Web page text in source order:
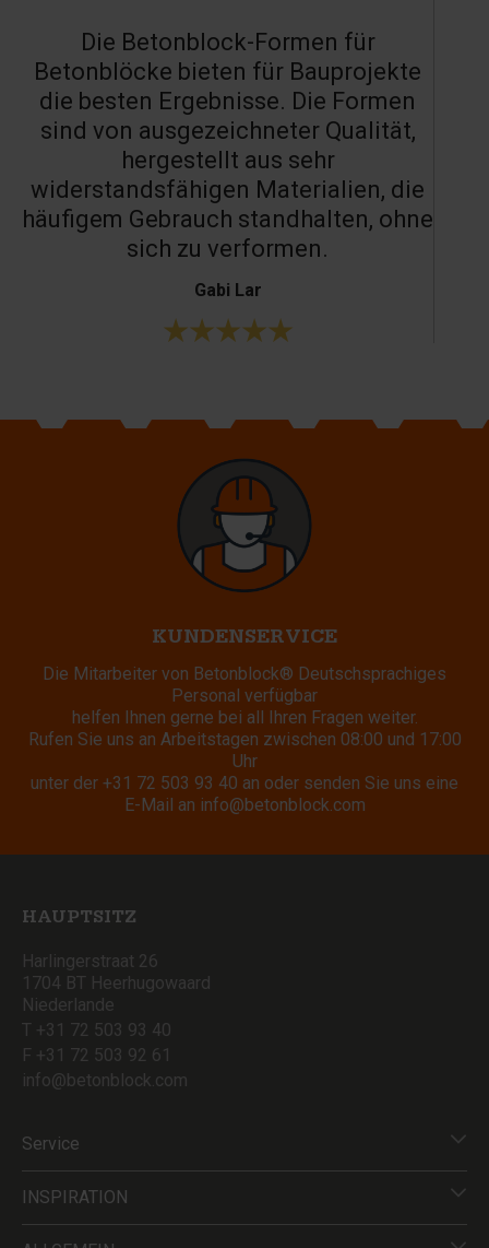
Die Betonblock-Formen für
Betonblöcke bieten für Bauprojekte
die besten Ergebnisse. Die Formen
sind von ausgezeichneter Qualität,
hergestellt aus sehr
widerstandsfähigen Materialien, die
häufigem Gebrauch standhalten, ohne
sich zu verformen.
Gabi Lar
KUNDENSERVICE
Die Mitarbeiter von Betonblock® Deutschsprachiges
Personal verfügbar
helfen Ihnen gerne bei all Ihren Fragen weiter.
Rufen Sie uns an Arbeitstagen zwischen 08:00 und 17:00
Uhr
unter der +31 72 503 93 40 an oder senden Sie uns eine
E-Mail an info@betonblock.com
HAUPTSITZ
Harlingerstraat 26
1704 BT Heerhugowaard
Niederlande
T +31 72 503 93 40
F +31 72 503 92 61
info@betonblock.com
Service
INSPIRATION